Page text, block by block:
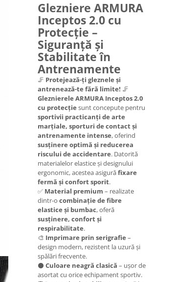
Glezniere ARMURA
Inceptos 2.0 cu
Protecție –
Siguranță și
Stabilitate în
Antrenamente
🦵 Protejează-ți gleznele și
antrenează-te fără limite! 🦵
Gleznierele ARMURA Inceptos 2.0
cu protecție sunt concepute pentru
sportivii practicanți de arte
marțiale, sporturi de contact și
antrenamente intense, oferind
susținere optimă și reducerea
riscului de accidentare. Datorită
materialelor elastice și designului
ergonomic, acestea asigurăfixare
fermă și confort sporit.
✅ Material premium – realizate
dintr-o combinație de fibre
elastice și bumbac, oferă
susținere, confort și
respirabilitate.
🎨 Imprimare prin serigrafie –
design modern, rezistent la uzură și
spălări frecvente.
⚫ Culoare neagră clasică – ușor de
asortat cu orice echipament sportiv.